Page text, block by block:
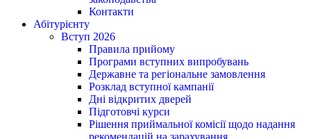
Контакти
Абітурієнту
Вступ 2026
Правила прийому
Програми вступних випробувань
Державне та регіональне замовлення
Розклад вступної кампанії
Дні відкритих дверей
Підготовчі курси
Рішення приймальної комісії щодо надання
рекомендацій на зарахування